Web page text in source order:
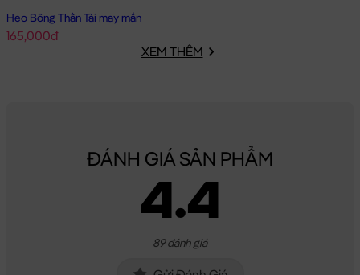
Heo Bông Thần Tài may mắn
165,000đ
XEM THÊM
ĐÁNH GIÁ SẢN PHẨM
4.4
89 đánh giá